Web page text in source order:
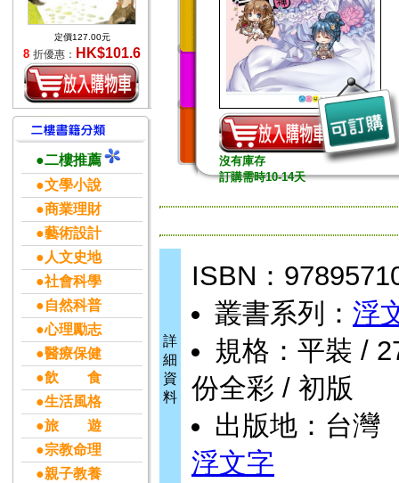
定價127.00元
8 折優惠： HK$101.6
●二樓推薦
●文學小說
●商業理財
●藝術設計
●人文史地
●社會科學
●自然科普
●心理勵志
●醫療保健
●飲 食
●生活風格
●旅 遊
●宗教命理
●親子教養
沒有庫存
訂購需時10-14天
詳
細
資
料
ISBN：
叢書系列： 浮
規格：平裝 /
份全彩 / 初版
出版地：台灣
浮文字